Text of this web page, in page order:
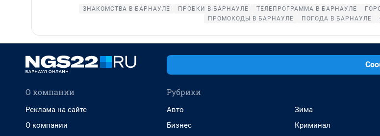
ЗНАКОМСТВА В БАРНАУЛЕ ПРОБКИ В БАРНАУЛЕ ТЕЛЕПРОГРАММА В БАРНАУЛЕ
ПРОМОКОДЫ В БАРНАУЛЕ
ПОГОДА В БАРНАУЛЕ
О компании
Реклама на сайте
О компании
Рубрики
Авто
Бизнес
Зима
Криминал